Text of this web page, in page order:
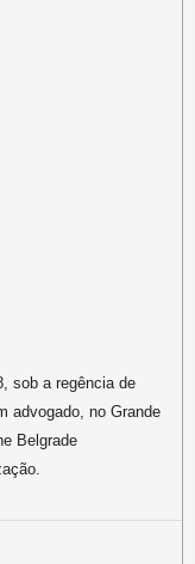
sob a regência de
advogado, no Grande
Belgrade